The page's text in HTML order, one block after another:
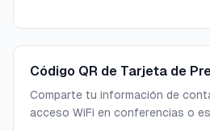
Código QR de Tarjeta de
Comparte tu información de
acceso WiFi en conferencias o